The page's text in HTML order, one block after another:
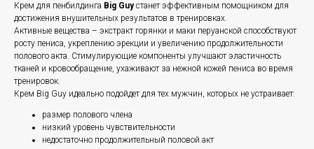
Крем для пенбилдинга Big Guyстанет эффективным помощником для
достижения внушительных результатов в тренировках.
Активные вещества – экстракт горянки и маки перуанской способствуют
росту пениса, укреплению эрекции и увеличению продолжительности
полового акта. Стимулирующие компоненты улучшают эластичность
тканей и кровообращение, ухаживают за нежной кожей пениса во время
тренировок.
Крем Big Guy идеально подойдет для тех мужчин, которых не устраивает:
размер полового члена
низкий уровень чувствительности
недостаточно продолжительный половой акт